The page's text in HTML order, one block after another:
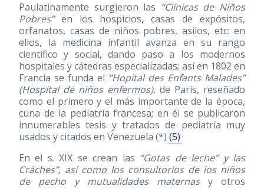
Paulatinamente surgieron las “Clínicas de Niños
Pobres”en los hospicios, casas de expósitos,
orfanatos, casas de niños pobres, asilos, etc: en
ellos, la medicina infantil avanza en su rango
científico y social, dando paso a los modernos
hospitales y cátedras especializadas; así en 1802 en
Francia se funda el “Hopital des Enfants Malades”
(Hospital de niños enfermos), de París, reseñado
como el primero y el más importante de la época,
cuna de la pediatría francesa; en él se publicaron
innumerables tesis y tratados de pediatría muy
usados y citados en Venezuela (*) (5)
En el s. XIX se crean las “Gotas de leche” y las
Cráches”, así como los consultorios de los niños
de pecho y mutualidades maternasy otros